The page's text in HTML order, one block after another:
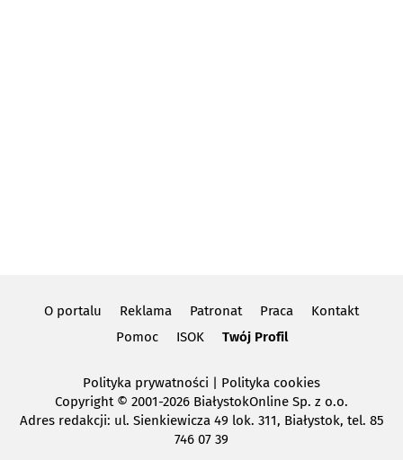
O portalu Reklama Patronat Praca
Kontakt
Pomoc
ISOK Twój Profil
Polityka prywatności | Polityka cookies
Copyright © 2001-2026 BiałystokOnline Sp. z o.o.
Adres redakcji: ul. Sienkiewicza 49 lok. 311, Białystok, tel. 85
746 07 39